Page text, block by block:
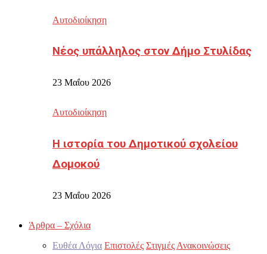
Αυτοδιοίκηση
Νέος υπάλληλος στον Δήμο Στυλίδας
23 Μαΐου 2026
Αυτοδιοίκηση
Η ιστορία του Δημοτικού σχολείου
Δομοκού
23 Μαΐου 2026
Άρθρα – Σχόλια
Ευθέα Λόγια Επιστολές Στιγμές Ανακοινώσεις